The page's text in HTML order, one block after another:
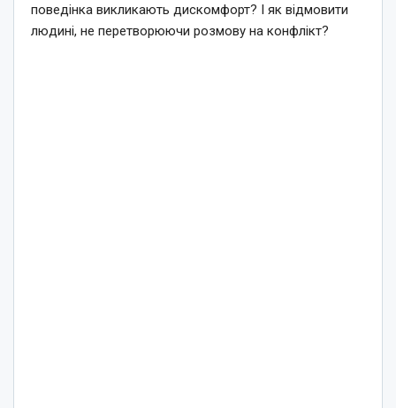
поведінка викликають дискомфорт? І як відмовити
людині, не перетворюючи розмову на конфлікт?